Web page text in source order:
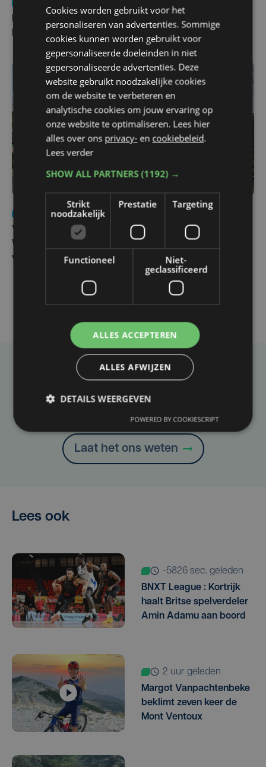
Man en vrouw dood aangetroffen in woning in Sint-
Pieters Brugge
Nieuws
wo 5 augustus | 11:57
Vier Oostendse gynaecologen versterken dienst in AZ
West, dat ook een nieuwe voltijdse gynaecoloog
verwelkomt
Taalfout opgemerkt?
Heb je een taal- of schrijffout opgemerkt in dit
Laat het ons weten
Lees ook
-5826 sec. geleden
BNXT League : Kortrijk
haalt Britse spelverdeler
Amin Adamu aan boord
2 uur geleden
Margot Vanpachtenbeke
beklimt zeven keer de
Mont Ventoux
Cookies worden gebruikt voor het
personaliseren van advertenties. Sommige
cookies kunnen worden gebruikt voor
gepersonaliseerde doeleinden in niet
gepersonaliseerde advertenties. Deze
website gebruikt noodzakelijke cookies
om de website te verbeteren en
analytische cookies om jouw ervaring op
onze website te optimaliseren. Lees hier
alles over ons privacy- en cookiebeleid.
Lees verder
SHOW ALL PARTNERS(1192) →
Strikt
noodzakelijk
Prestatie Targeting
Functioneel
Niet-
geclassificeerd
ALLES ACCEPTEREN
ALLES AFWIJZEN
DETAILS WEERGEVEN
POWERED BY COOKIESCRIPT